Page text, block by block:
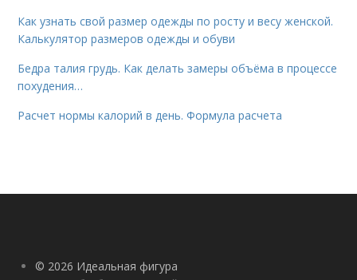
Как узнать свой размер одежды по росту и весу женской.
Калькулятор размеров одежды и обуви
Бедра талия грудь. Как делать замеры объёма в процессе
похудения…
Расчет нормы калорий в день. Формула расчета
© 2026 Идеальная фигура